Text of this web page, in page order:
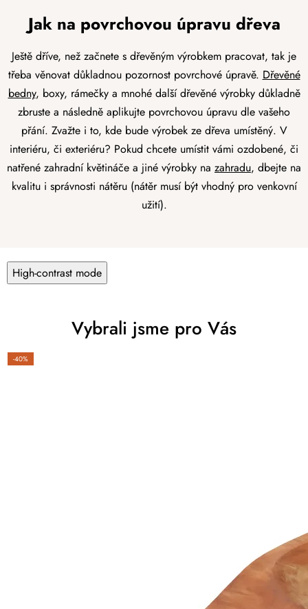
Jak na povrchovou úpravu dřeva
Ještě dříve, než začnete s dřevěným výrobkem pracovat, tak je
třeba věnovat důkladnou pozornost povrchové úpravě. Dřevěné
bedny, boxy, rámečky a mnohé další dřevěné výrobky důkladně
zbruste a následně aplikujte povrchovou úpravu dle vašeho
přání. Zvažte i to, kde bude výrobek ze dřeva umístěný. V
interiéru, či exteriéru? Pokud chcete umístit vámi ozdobené, či
natřené zahradní květináče a jiné výrobky na zahradu, dbejte na
kvalitu i správnosti nátěru (nátěr musí být vhodný pro venkovní
užití).
High-contrast mode
Vybrali jsme pro Vás
-40%